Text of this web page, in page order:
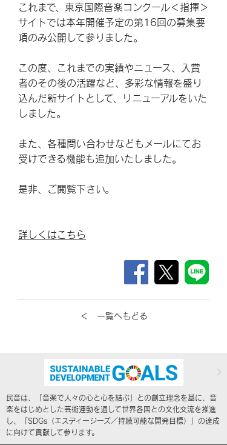
これまで、東京国際音楽コンクール＜指揮＞
サイトでは本年開催予定の第16回の募集要
項のみ公開して参りました。
この度、これまでの実績やニュース、入賞
者のその後の活躍など、多彩な情報を盛り
込んだ新サイトとして、リニューアルをいた
しました。
また、各種問い合わせなどもメールにてお
受けできる機能も追加いたしました。
是非、ご閲覧下さい。
詳しくはこちら
＜ 一覧へもどる
民音は、「音楽で人々の心と心を結ぶ」との創立理念を基に、音
楽をはじめとした芸術運動を通して世界各国との文化交流を推進
し、「SDGs（エスディージーズ／持続可能な開発目標）」の達成
に向けて貢献して参ります。